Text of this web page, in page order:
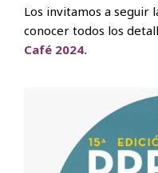
Los invitamos a seguir
conocer todos los
Café 2024.